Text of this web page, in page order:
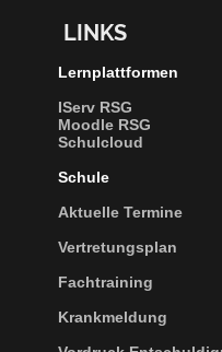
LINKS
Lernplattformen
IServ RSG
Moodle RSG
Schulcloud
Schule
Aktuelle Termine
Vertretungsplan
Fachtraining
Krankmeldung